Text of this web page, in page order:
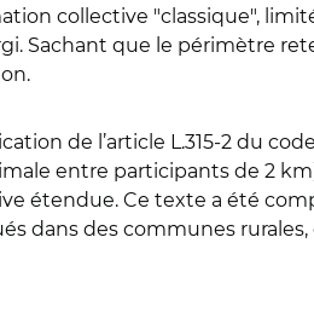
collective "classique",
Sachant que le périmètre
de l’article L.315-2 du
entre participants de 2
étendue. Ce texte a été
dans des communes